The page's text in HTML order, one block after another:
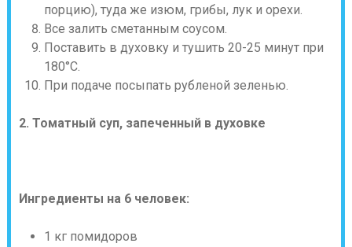
порцию), туда же изюм, грибы, лук и орехи.
Все залить сметанным соусом.
Поставить в духовку и тушить 20-25 минут при
180°C.
При подаче посыпать рубленой зеленью.
2. Томатный суп, запеченный в духовке
Ингредиенты на 6 человек:
1 кг помидоров